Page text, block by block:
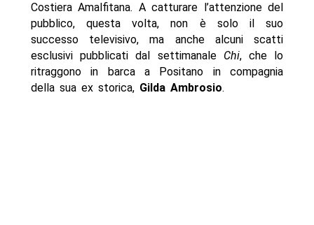
Costiera Amalfitana. A catturare l’attenzione del
pubblico, questa volta, non è solo il suo
successo televisivo, ma anche alcuni scatti
esclusivi pubblicati dal settimanale Chi, che lo
ritraggono in barca a Positano in compagnia
della sua ex storica, Gilda Ambrosio.